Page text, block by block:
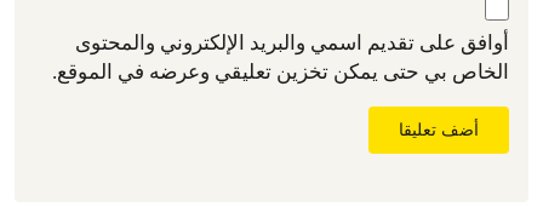
أوافق على تقديم اسمي والبريد الإلكتروني والمحتوى
الخاص بي حتى يمكن تخزين تعليقي وعرضه في الموقع.
أضف تعليقا